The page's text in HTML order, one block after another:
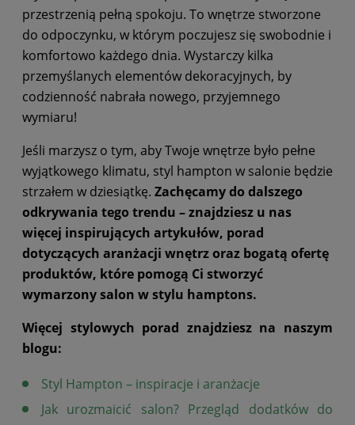
przestrzenią pełną spokoju. To wnętrze stworzone
do odpoczynku, w którym poczujesz się swobodnie i
komfortowo każdego dnia. Wystarczy kilka
przemyślanych elementów dekoracyjnych, by
codzienność nabrała nowego, przyjemnego
wymiaru!
Jeśli marzysz o tym, aby Twoje wnętrze było pełne
wyjątkowego klimatu, styl hampton w salonie będzie
strzałem w dziesiątkę. Zachęcamy do dalszego
odkrywania tego trendu – znajdziesz u nas
więcej inspirujących artykułów, porad
dotyczących aranżacji wnętrz oraz bogatą ofertę
produktów, które pomogą Ci stworzyć
wymarzony salon w stylu hamptons.
Więcej stylowych porad znajdziesz na naszym
blogu:
Styl Hampton – inspiracje i aranżacje
Jak urozmaicić salon? Przegląd dodatków do